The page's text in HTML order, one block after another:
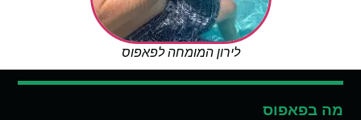
לירון המומחה לפאפוס
מה בפאפוס